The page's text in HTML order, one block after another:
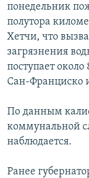
СИБИРЬ.РЕАЛИИ
РАСПИСАНИЕ
ПОДПИШИТЕСЬ
СОЦИАЛЬНЫЕ СЕТИ
Все сайты
понедельник
полутора
Хетчи, что
загрязнения
поступает
Сан-Франциско
По данным
коммунальной
наблюдается.
Ранее